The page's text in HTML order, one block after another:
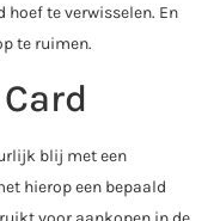
hoef te verwisselen. En
te ruimen.
blij met een
hierop een bepaald